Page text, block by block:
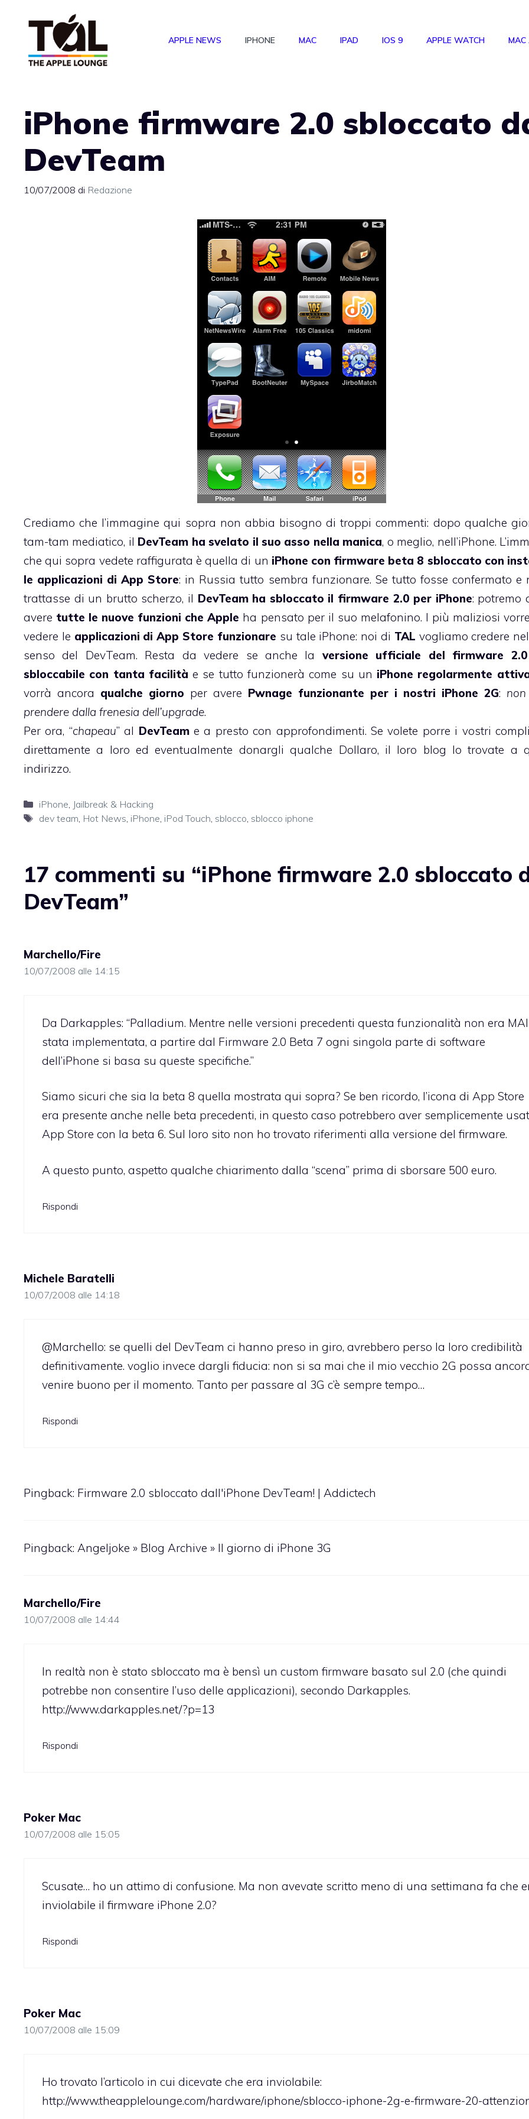
APPLE NEWS IPHONE MAC IPAD IOS 9 APPLE WATCH MAC
iPhone firmware 2.0 sbloccato
DevTeam
10/07/2008 di Redazione
Crediamo che l’immagine qui sopra non abbia bisogno di troppi commenti: dopo qualche
tam-tam mediatico, il DevTeam ha svelato il suo asso nella manica, o meglio, nell’iPhone.
che qui sopra vedete raffigurata è quella di un iPhone con firmware beta 8 sbloccato con
le applicazioni di App Store: in Russia tutto sembra funzionare. Se tutto fosse confermato e
trattasse di un brutto scherzo, il DevTeam ha sbloccato il firmware 2.0 per iPhone: potremo
avere tutte le nuove funzioni che Apple ha pensato per il suo melafonino. I più maliziosi
vedere le applicazioni di App Store funzionare su tale iPhone: noi di TAL vogliamo credere
senso del DevTeam. Resta da vedere se anche la versione ufficiale del firmware
sbloccabile con tanta facilità e se tutto funzionerà come su un iPhone regolarmente
vorrà ancora qualche giorno per avere Pwnage funzionante per i nostri iPhone 2G:
prendere dalla frenesia dell’upgrade.
Per ora, “chapeau” al DevTeame a presto con approfondimenti. Se volete porre i vostri
direttamente a loro ed eventualmente donargli qualche Dollaro, il loro blog lo trovate a
indirizzo.
Categorie
iPhone, Jailbreak & Hacking
Tag
dev team, Hot News, iPhone, iPod Touch, sblocco, sblocco iphone
17 commenti su “iPhone firmware 2.0 sbloccato
DevTeam”
Marchello/Fire
10/07/2008 alle 14:15
Da Darkapples: “Palladium. Mentre nelle versioni precedenti questa funzionalità non era MAI
stata implementata, a partire dal Firmware 2.0 Beta 7 ogni singola parte di software
dell’iPhone si basa su queste specifiche.”
Siamo sicuri che sia la beta 8 quella mostrata qui sopra? Se ben ricordo, l’icona di App Store
era presente anche nelle beta precedenti, in questo caso potrebbero aver semplicemente
App Store con la beta 6. Sul loro sito non ho trovato riferimenti alla versione del firmware.
A questo punto, aspetto qualche chiarimento dalla “scena” prima di sborsare 500 euro.
Rispondi
Michele Baratelli
10/07/2008 alle 14:18
@Marchello: se quelli del DevTeam ci hanno preso in giro, avrebbero perso la loro credibilità
definitivamente. voglio invece dargli fiducia: non si sa mai che il mio vecchio 2G possa
venire buono per il momento. Tanto per passare al 3G c’è sempre tempo…
Rispondi
Pingback: Firmware 2.0 sbloccato dall'iPhone DevTeam! | Addictech
Pingback: Angeljoke » Blog Archive » Il giorno di iPhone 3G
Marchello/Fire
10/07/2008 alle 14:44
In realtà non è stato sbloccato ma è bensì un custom firmware basato sul 2.0 (che quindi
potrebbe non consentire l’uso delle applicazioni), secondo Darkapples.
http://www.darkapples.net/?p=13
Rispondi
Poker Mac
10/07/2008 alle 15:05
Scusate… ho un attimo di confusione. Ma non avevate scritto meno di una settimana fa che
inviolabile il firmware iPhone 2.0?
Rispondi
Poker Mac
10/07/2008 alle 15:09
Ho trovato l’articolo in cui dicevate che era inviolabile:
http://www.theapplelounge.com/hardware/iphone/sblocco-iphone-2g-e-firmware-20-